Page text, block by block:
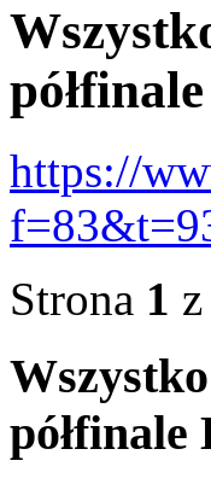
https://
Strona 1 z